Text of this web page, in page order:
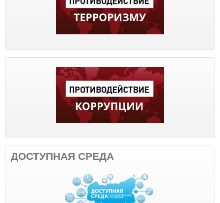
ДОСТУПНАЯ СРЕДА